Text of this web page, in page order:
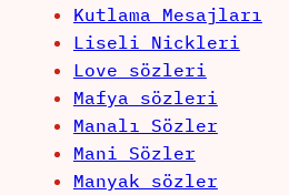
Kutlama Mesajları
Liseli Nickleri
Love sözleri
Mafya sözleri
Manalı Sözler
Mani Sözler
Manyak sözler